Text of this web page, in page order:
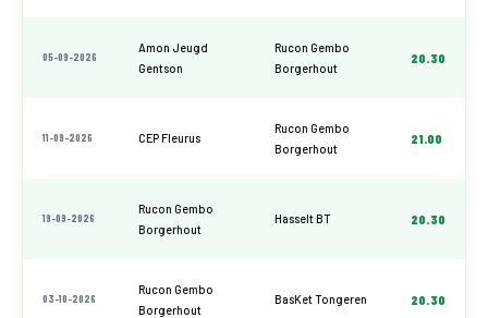
05-09-2026
Amon Jeugd
Gentson
Rucon Gembo
Borgerhout
20.30
11-09-2026 CEP Fleurus
Rucon Gembo
Borgerhout
21.00
19-09-2026
Rucon Gembo
Borgerhout
Hasselt BT 20.30
03-10-2026
Rucon Gembo
Borgerhout
BasKet Tongeren 20.30